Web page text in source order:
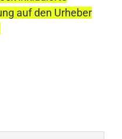
auf den Urheber